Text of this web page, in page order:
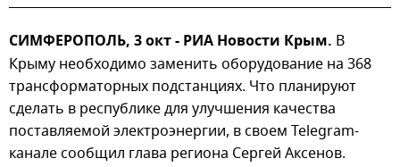
СИМФЕРОПОЛЬ, 3 окт - РИА Новости Крым. В
Крыму необходимо заменить оборудование на 368
трансформаторных подстанциях. Что планируют
сделать в республике для улучшения качества
поставляемой электроэнергии, в своем Telegram-
канале сообщил глава региона Сергей Аксенов.